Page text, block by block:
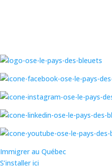
Immigrer au Québec
S’installer ici